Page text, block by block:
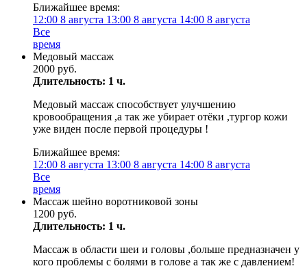
Ближайшее время:
12:00 8 августа 13:00 8 августа 14:00 8 августа
Все
время
Медовый массаж
2000 руб.
Длительность: 1 ч.
Медовый массаж способствует улучшению
кровообращения ,а так же убирает отёки ,тургор кожи
уже виден после первой процедуры !
Ближайшее время:
12:00 8 августа 13:00 8 августа 14:00 8 августа
Все
время
Массаж шейно воротниковой зоны
1200 руб.
Длительность: 1 ч.
Массаж в области шеи и головы ,больше предназначен у
кого проблемы с болями в голове а так же с давлением!